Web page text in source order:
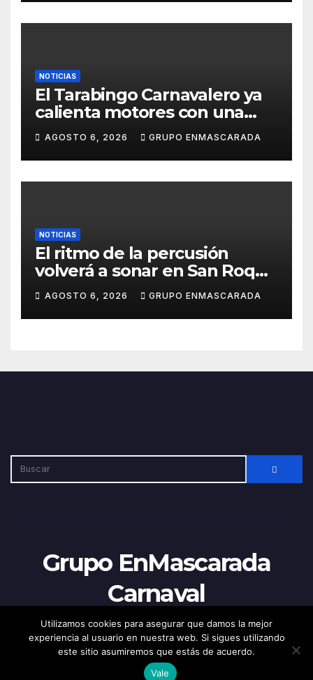
NOTICIAS
El Tarabingo Carnavalero ya
calienta motores con una
nueva edición cargada de
sorpresas
AGOSTO 6, 2026 GRUPO ENMASCARADA
NOTICIAS
El ritmo de la percusión
volverá a sonar en San Roque
con un taller abierto a todos
los públicos
AGOSTO 6, 2026 GRUPO ENMASCARADA
Grupo EnMascarada
Carnaval
Funciona gracias a WordPress |Tema:NewsupdeThemeansar
Utilizamos cookies para asegurar que damos la mejor
experiencia al usuario en nuestra web. Si sigues utilizando
este sitio asumiremos que estás de acuerdo.
Vale